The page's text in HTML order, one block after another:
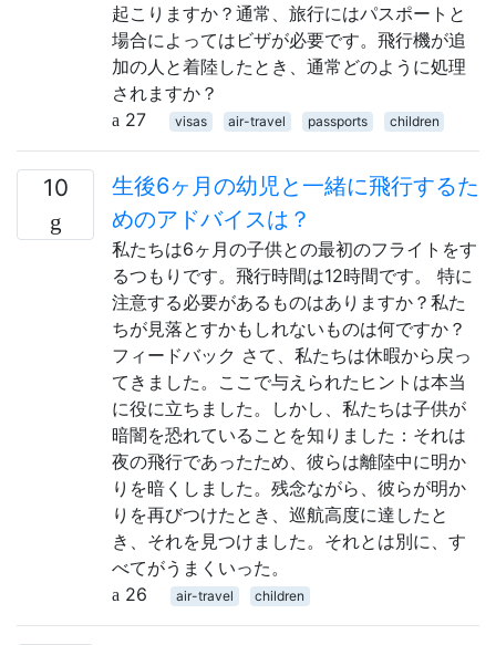
起こりますか？通常、旅行にはパスポートと
場合によってはビザが必要です。飛​​行機が追
加の人と着陸したとき、通常どのように処理
されますか？
27
visas air-travel passports children
10
生後6ヶ月の幼児と一緒に飛行するた
めのアドバイスは？
私たちは6ヶ月の子供との最初のフライトをす
るつもりです。飛行時間は12時間です。 特に
注意する必要があるものはありますか？私た
ちが見落とすかもしれないものは何ですか？
フィードバック さて、私たちは休暇から戻っ
てきました。ここで与えられたヒントは本当
に役に立ちました。しかし、私たちは子供が
暗闇を恐れていることを知りました：それは
夜の飛行であったため、彼らは離陸中に明か
りを暗くしました。残念ながら、彼らが明か
りを再びつけたとき、巡航高度に達したと
き、それを見つけました。それとは別に、す
べてがうまくいった。
26
air-travel children